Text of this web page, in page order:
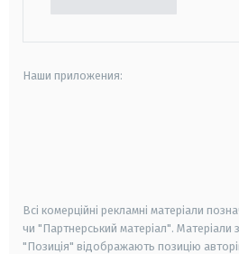
Наши приложения:
Всі комерційні рекламні матеріали
чи "Партнерський матеріал". Матеріали
"Позиція" відображають позицію